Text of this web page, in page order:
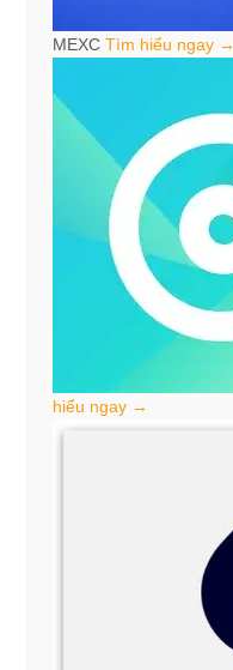
MEXC Tìm hiểu ngay →
hiểu ngay →